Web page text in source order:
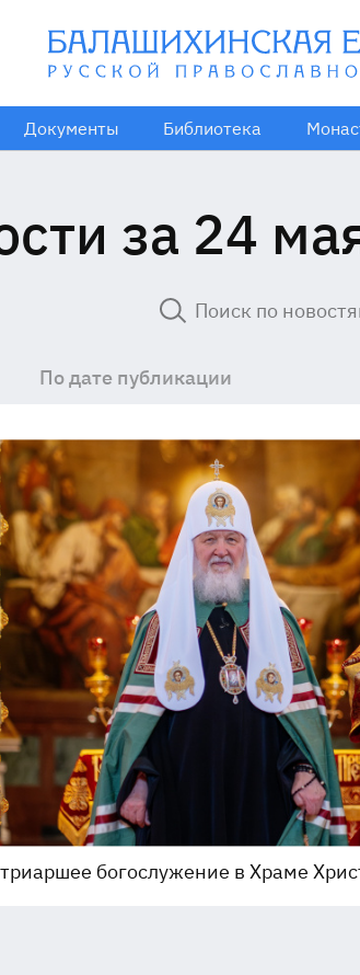
Документы Библиотека
за 24
По дате публикации
богослужение в Храме